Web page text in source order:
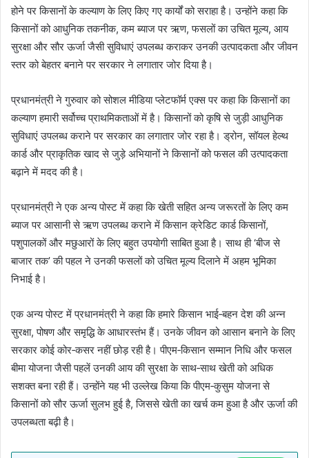
होने पर किसानों के कल्याण के लिए किए गए कार्यों को सराहा है। उन्होंने कहा कि
किसानों को आधुनिक तकनीक, कम ब्याज पर ऋण, फसलों का उचित मूल्य, आय
सुरक्षा और सौर ऊर्जा जैसी सुविधाएं उपलब्ध कराकर उनकी उत्पादकता और जीवन
स्तर को बेहतर बनाने पर सरकार ने लगातार जोर दिया है।
प्रधानमंत्री ने गुरुवार को सोशल मीडिया प्लेटफॉर्म एक्स पर कहा कि किसानों का
कल्याण हमारी सर्वोच्च प्राथमिकताओं में है। किसानों को कृषि से जुड़ी आधुनिक
सुविधाएं उपलब्ध कराने पर सरकार का लगातार जोर रहा है। ड्रोन, सॉयल हेल्थ
कार्ड और प्राकृतिक खाद से जुड़े अभियानों ने किसानों को फसल की उत्पादकता
बढ़ाने में मदद की है।
प्रधानमंत्री ने एक अन्य पोस्ट में कहा कि खेती सहित अन्य जरूरतों के लिए कम
ब्याज पर आसानी से ऋण उपलब्ध कराने में किसान क्रेडिट कार्ड किसानों,
पशुपालकों और मछुआरों के लिए बहुत उपयोगी साबित हुआ है। साथ ही ‘बीज से
बाजार तक’ की पहल ने उनकी फसलों को उचित मूल्य दिलाने में अहम भूमिका
निभाई है।
एक अन्य पोस्ट में प्रधानमंत्री ने कहा कि हमारे किसान भाई‑बहन देश की अन्न
सुरक्षा, पोषण और समृद्धि के आधारस्तंभ हैं। उनके जीवन को आसान बनाने के लिए
सरकार कोई कोर‑कसर नहीं छोड़ रही है। पीएम‑किसान सम्मान निधि और फसल
बीमा योजना जैसी पहलें उनकी आय की सुरक्षा के साथ‑साथ खेती को अधिक
सशक्त बना रही हैं। उन्होंने यह भी उल्लेख किया कि पीएम‑कुसुम योजना से
किसानों को सौर ऊर्जा सुलभ हुई है, जिससे खेती का खर्च कम हुआ है और ऊर्जा की
उपलब्धता बढ़ी है।